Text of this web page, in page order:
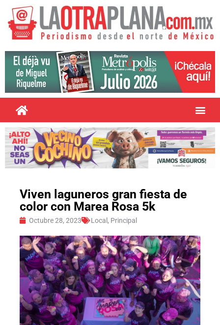
Viven laguneros gran fiesta de
color con Marea Rosa 5k
Octubre 28, 2023 Local , Principal